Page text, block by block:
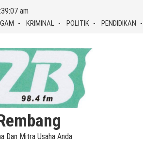
am
KRIMINAL POLITIK PENDIDIKAN
Dan Mitra Usaha Anda